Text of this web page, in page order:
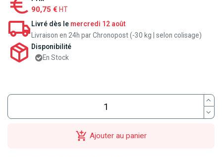
90,75 € HT
Livré dès le mercredi 12 août
Livraison en 24h par Chronopost (-30 kg | selon colisage)
Disponibilité
En Stock
Ajouter au panier